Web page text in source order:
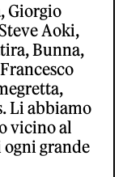
Giorgio
Aoki,
Bunna,
Li abbiamo
vicino al
grande